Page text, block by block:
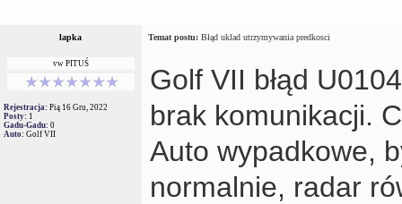
lapka Temat postu: Błąd uklad utrzymywania predkosci
vw PITUŚ
Rejestracja: Pią 16 Gru, 2022
Posty: 1
Gadu-Gadu: 0
Auto: Golf VII
Golf VII błąd
brak komunikacji.
Auto wypadkowe,
normalnie, radar